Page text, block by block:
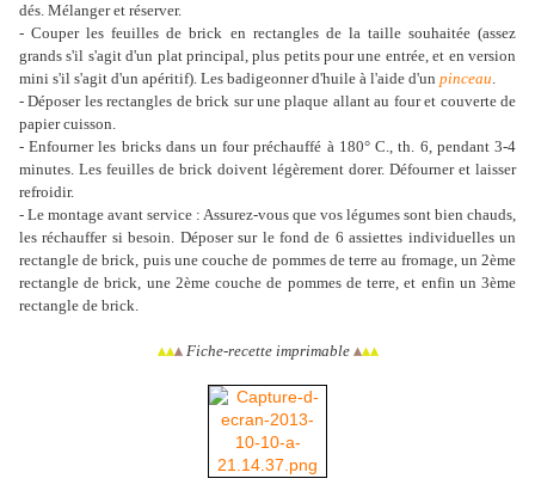
dés. Mélanger et réserver.
- Couper les feuilles de brick en rectangles de la taille souhaitée (assez
grands s'il s'agit d'un plat principal, plus petits pour une entrée, et en version
mini s'il s'agit d'un apéritif). Les badigeonner d'huile à l'aide d'un pinceau.
- Déposer les rectangles de brick sur une plaque allant au four et couverte de
papier cuisson.
- Enfourner les bricks dans un four préchauffé à 180° C., th. 6, pendant 3-4
minutes. Les feuilles de brick doivent légèrement dorer. Défourner et laisser
refroidir.
- Le montage avant service : Assurez-vous que vos légumes sont bien chauds,
les réchauffer si besoin. Déposer sur le fond de 6 assiettes individuelles un
rectangle de brick, puis une couche de pommes de terre au fromage, un 2ème
rectangle de brick, une 2ème couche de pommes de terre, et enfin un 3ème
rectangle de brick.
▴▴▴ Fiche-recette imprimable ▴▴▴